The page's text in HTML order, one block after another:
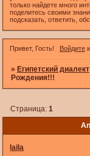
только найдете много
поделитесь своими
подсказать, ответить,
Привет, Гость! Войдите
» Египетский диалект
Рождения!!!
Страница: 1
laila